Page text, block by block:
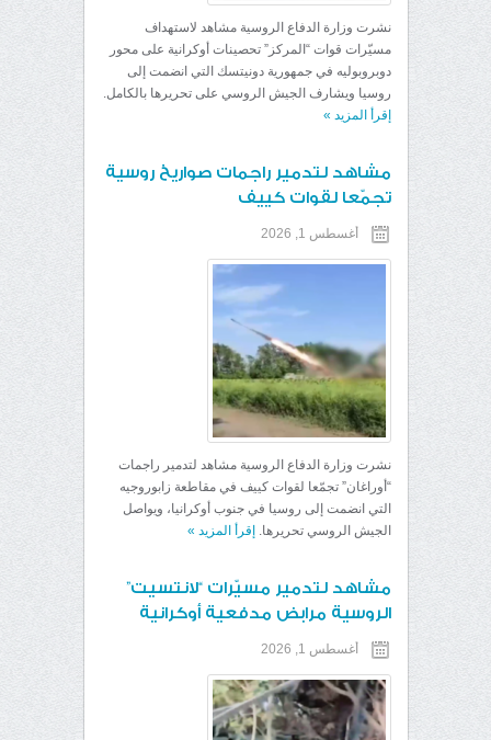
نشرت وزارة الدفاع الروسية مشاهد لاستهداف
مسيّرات قوات “المركز” تحصينات أوكرانية على محور
دوبروبوليه في جمهورية دونيتسك التي انضمت إلى
روسيا ويشارف الجيش الروسي على تحريرها بالكامل.
إقرأ المزيد »
مشاهد لتدمير راجمات صواريخ روسية
تجمّعا لقوات كييف
أغسطس 1, 2026
نشرت وزارة الدفاع الروسية مشاهد لتدمير راجمات
“أوراغان” تجمّعا لقوات كييف في مقاطعة زابوروجيه
التي انضمت إلى روسيا في جنوب أوكرانيا، ويواصل
الجيش الروسي تحريرها. إقرأ المزيد »
مشاهد لتدمير مسيّرات “لانتسيت”
الروسية مرابض مدفعية أوكرانية
أغسطس 1, 2026